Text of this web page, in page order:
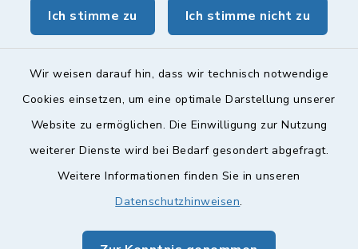
Ich stimme zu Ich stimme nicht zu
Wir weisen darauf hin, dass wir technisch notwendige
Cookies einsetzen, um eine optimale Darstellung unserer
Website zu ermöglichen. Die Einwilligung zur Nutzung
weiterer Dienste wird bei Bedarf gesondert abgefragt.
Weitere Informationen finden Sie in unseren
Datenschutzhinweisen.
geoPortal Lichtenfels
Barrierefreiheit